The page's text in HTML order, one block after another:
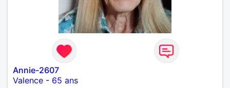
Annie-2607
Valence - 65 ans